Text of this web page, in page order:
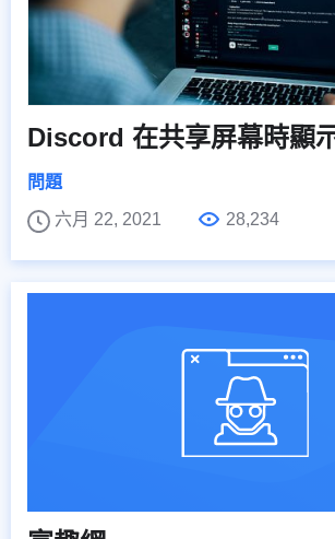
Discord 在共享屏幕時顯
問題
六月 22, 2021
28,234